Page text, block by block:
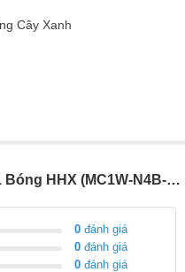
Cây Xanh
Reviews - Đánh giá Led Hắt 1 Bóng HHX (MC1W-N4B-C30T-3-12V)
0 đánh giá
0 đánh giá
0 đánh giá